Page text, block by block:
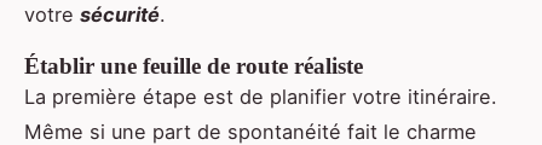
votre sécurité.
Établir une feuille de route réaliste
La première étape est de planifier votre itinéraire.
Même si une part de spontanéité fait le charme